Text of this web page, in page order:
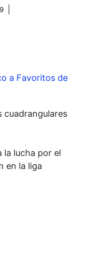
a Favoritos de
cuadrangulares
la lucha por el
en la liga